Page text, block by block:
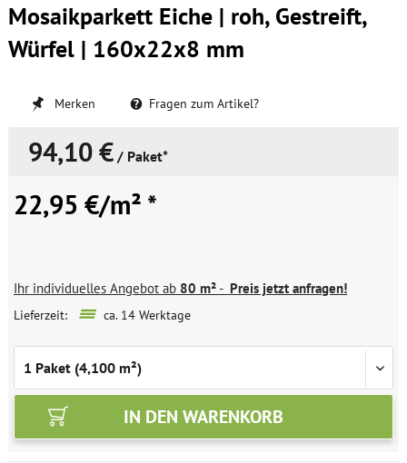
Mosaikparkett Eiche | roh, Gestreift,
Würfel | 160x22x8 mm
Merken Fragen zum Artikel?
94,10 € / Paket*
22,95 €/m² *
Ihr individuelles Angebot ab 80 m²- Preis jetzt anfragen!
Lieferzeit: ca. 14 Werktage
IN DEN WARENKORB